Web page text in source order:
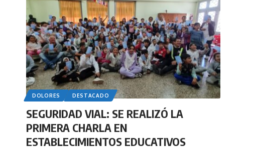
DOLORES DESTACADO
SEGURIDAD VIAL: SE REALIZÓ LA
PRIMERA CHARLA EN
ESTABLECIMIENTOS EDUCATIVOS